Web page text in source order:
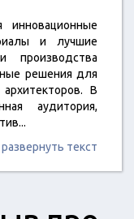
инновационные
и лучшие
производства
решения для
В
аудитория,
...
развернуть текст